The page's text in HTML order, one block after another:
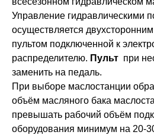
Управление гидравлическими
осуществляется двухсторонним
пультом подключенной к
распределителю. Пульт при
заменить на педаль.
При выборе маслостанции
объём масляного бака
превышать рабочий объём
оборудования минимум на 20-